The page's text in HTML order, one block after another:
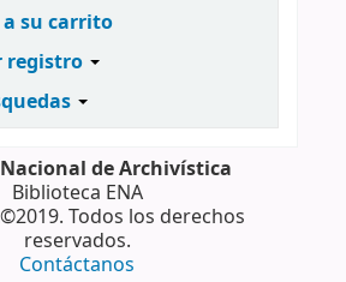
su carrito
registro
de Archivística
Biblioteca ENA
Todos los derechos
reservados.
Contáctanos